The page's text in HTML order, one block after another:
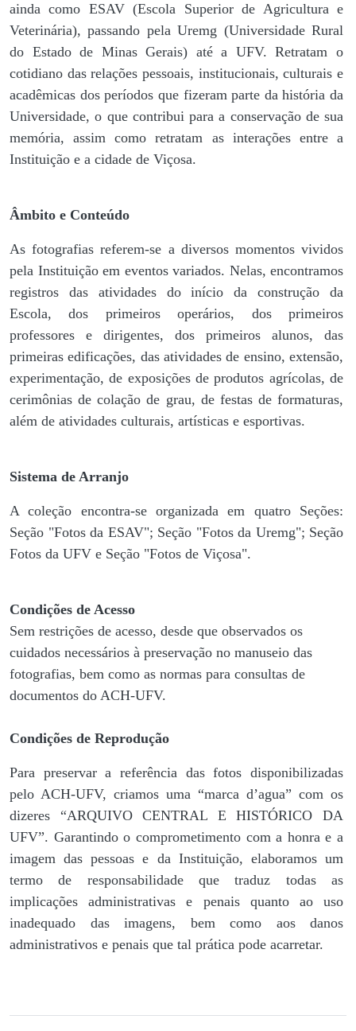
ainda como ESAV (Escola Superior de Agricultura e
Veterinária), passando pela Uremg (Universidade Rural
do Estado de Minas Gerais) até a UFV. Retratam o
cotidiano das relações pessoais, institucionais, culturais e
acadêmicas dos períodos que fizeram parte da história da
Universidade, o que contribui para a conservação de sua
memória, assim como retratam as interações entre a
Instituição e a cidade de Viçosa.
Âmbito e Conteúdo
As fotografias referem-se a diversos momentos vividos
pela Instituição em eventos variados. Nelas, encontramos
registros das atividades do início da construção da
Escola, dos primeiros operários, dos primeiros
professores e dirigentes, ​dos primeiros alunos, das
primeiras edificações, das atividades de ensino, extensão,
experimentação, de exposições de produtos agrícolas, de
cerimônias de colação de grau, de festas de formaturas,
além de atividades culturais, artísticas e esportivas.
Sistema de Arranjo
A coleção encontra-se organizada em quatro Seções:
Seção "Fotos da ESAV"; Seção "Fotos da Uremg"; Seção
Fotos da UFV e Seção "Fotos de Viçosa".
Condições de Acesso
Sem restrições de acesso, desde que observados os
cuidados necessários à preservação no manuseio das
fotografias, bem como as normas para consultas de
documentos do ACH-UFV.
Condições de Reprodução
Para preservar a referência das fotos disponibilizadas
pelo ACH-UFV, criamos uma “marca d’agua” com os
dizeres “ARQUIVO CENTRAL E HISTÓRICO DA
UFV”. Garantindo o comprometimento com a honra e a
imagem das pessoas e da Instituição, elaboramos um
termo de responsabilidade que traduz todas as
implicações administrativas e penais quanto ao uso
inadequado das imagens, bem como aos danos
administrativos e penais que tal prática pode acarretar.